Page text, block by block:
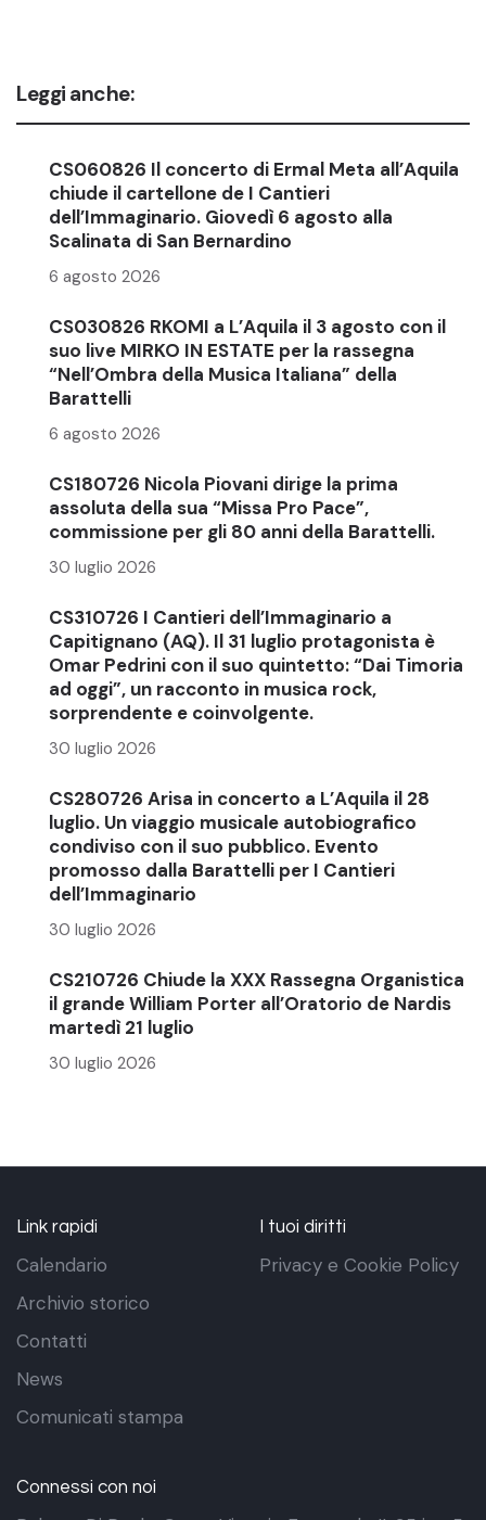
Leggi anche:
CS060826 Il concerto di Ermal Meta all’Aquila
chiude il cartellone de I Cantieri
dell’Immaginario. Giovedì 6 agosto alla
Scalinata di San Bernardino
6 agosto 2026
CS030826 RKOMI a L’Aquila il 3 agosto con il
suo live MIRKO IN ESTATE per la rassegna
“Nell’Ombra della Musica Italiana” della
Barattelli
6 agosto 2026
CS180726 Nicola Piovani dirige la prima
assoluta della sua “Missa Pro Pace”,
commissione per gli 80 anni della Barattelli.
30 luglio 2026
CS310726 I Cantieri dell’Immaginario a
Capitignano (AQ). Il 31 luglio protagonista è
Omar Pedrini con il suo quintetto: “Dai Timoria
ad oggi”, un racconto in musica rock,
sorprendente e coinvolgente.
30 luglio 2026
CS280726 Arisa in concerto a L’Aquila il 28
luglio. Un viaggio musicale autobiografico
condiviso con il suo pubblico. Evento
promosso dalla Barattelli per I Cantieri
dell’Immaginario
30 luglio 2026
CS210726 Chiude la XXX Rassegna Organistica
il grande William Porter all’Oratorio de Nardis
martedì 21 luglio
30 luglio 2026
Link rapidi
Calendario
Archivio storico
Contatti
News
Comunicati stampa
I tuoi diritti
Privacy e Cookie Policy
Connessi con noi